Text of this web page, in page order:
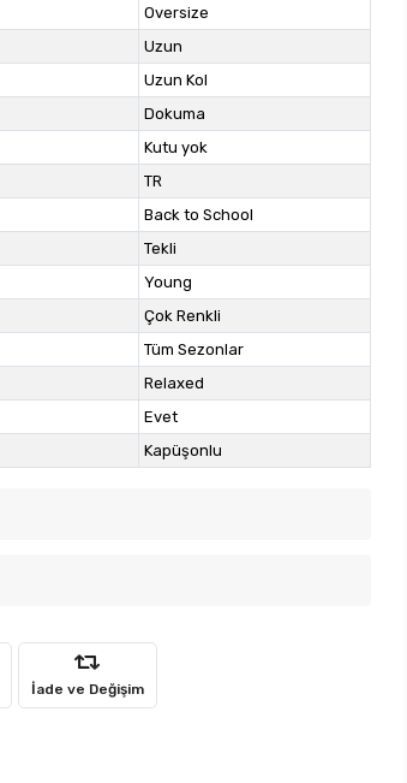
Oversize
Uzun
Uzun Kol
Dokuma
Kutu yok
TR
Back to School
Tekli
Young
Çok Renkli
Tüm Sezonlar
Relaxed
Evet
Kapüşonlu
İade ve Değişim